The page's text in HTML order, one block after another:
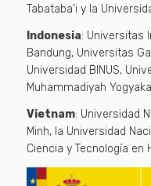
Tabataba’i y la
Indonesia: Universitas
Bandung, Universitas
Universidad BINUS,
Muhammadiyah
Vietnam: Universidad
Minh, la Universidad
Ciencia y Tecnología en